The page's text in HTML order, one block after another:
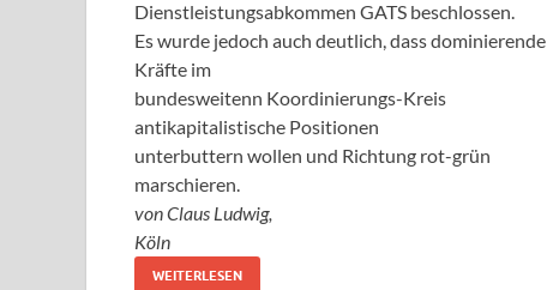
Dienstleistungsabkommen GATS beschlossen.
Es wurde jedoch auch deutlich, dass dominierende
Kräfte im
bundesweitenn Koordinierungs-Kreis
antikapitalistische Positionen
unterbuttern wollen und Richtung rot-grün
marschieren.
von Claus Ludwig,
Köln
WEITERLESEN